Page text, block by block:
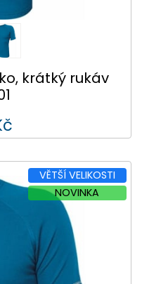
krátký rukáv
VĚTŠÍ VELIKOSTI
NOVINKA